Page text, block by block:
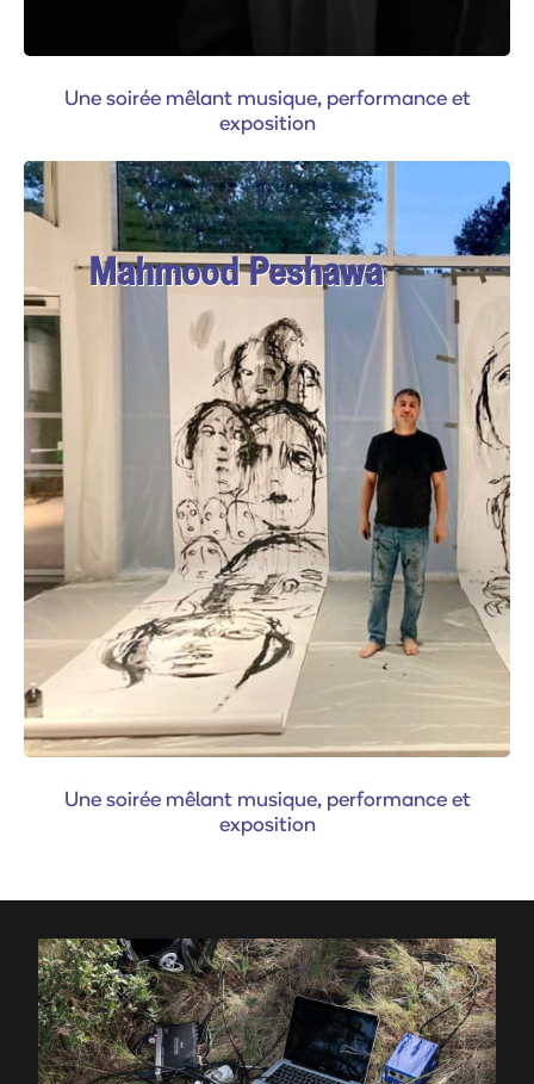
Une soirée mêlant musique, performance et
exposition
Mahmood Peshawa
Une soirée mêlant musique, performance et
exposition